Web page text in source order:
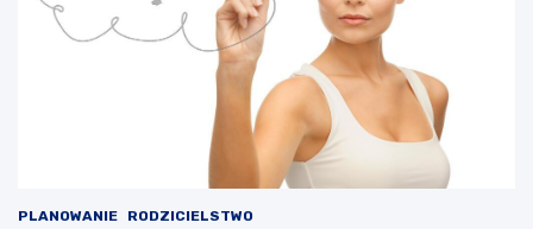
PLANOWANIE RODZICIELSTWO